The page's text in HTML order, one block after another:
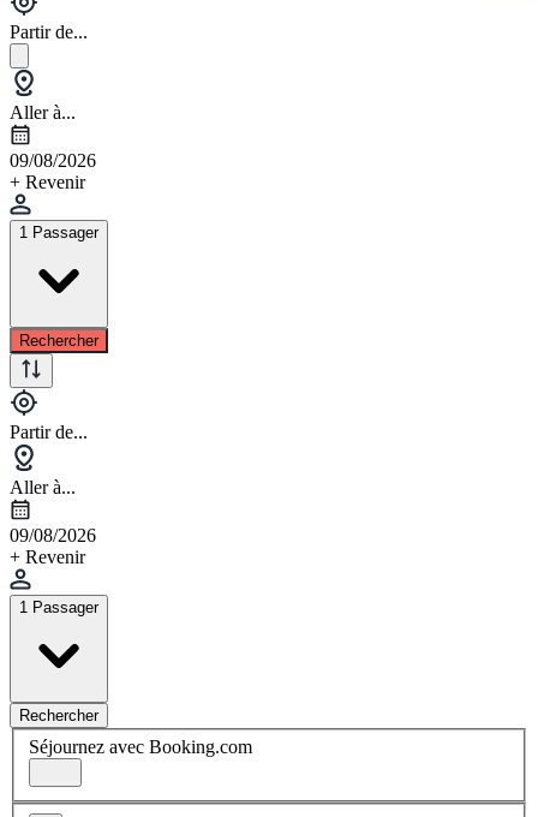
Partir de...
Aller à...
09/08/2026
+ Revenir
1 Passager
Rechercher
Partir de...
Aller à...
09/08/2026
+ Revenir
1 Passager
Rechercher
Séjournez avec Booking.com